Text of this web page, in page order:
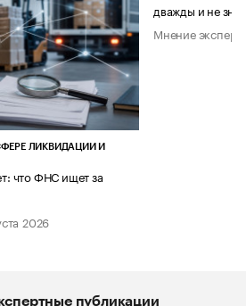
ЛИКВИДАЦИИ И
что ФНС ищет за
2026
дважды и не
Мнение
публикации